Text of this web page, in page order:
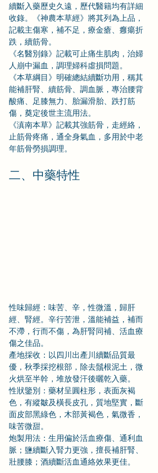
續斷入藥歷史久遠，歷代醫籍均有詳細
收錄。《神農本草經》將其列為上品，
記載主傷寒，補不足，療金瘡、癰瘍折
跌，續筋骨。
《名醫別錄》記載可止痛生肌肉，治婦
人崩中漏血，調理婦科虛損問題。
《本草綱目》明確總結續斷功用，稱其
能補肝腎、續筋骨、調血脈，專治腰背
酸痛、足膝無力、胎漏滑胎、跌打筋
傷，奠定後世主流用法。
《滇南本草》記載其強筋骨，走經絡，
止筋骨疼痛，通全身氣血，多用於中老
年筋骨勞損調理。
二、中藥特性
性味歸經：味苦、辛，性微溫，歸肝
經、腎經。辛行苦泄，溫能補益，補而
不滯，行而不傷，為肝腎同補、活血療
傷之佳品。
產地採收：以四川出產川續斷品質最
優，秋季採挖根部，除去鬚根泥土，微
火烘至半幹，堆放發汗後曬乾入藥。
性狀鑒別：藥材呈圓柱形，表面灰褐
色，有縱皺及橫長皮孔，質地堅實，斷
面皮部黑綠色，木部黃褐色，氣微香，
味苦微甜。
炮製用法：生用偏於活血療傷、通利血
脈；鹽續斷入腎力更強，擅長補肝腎、
壯腰膝；酒續斷活血通絡效果更佳。